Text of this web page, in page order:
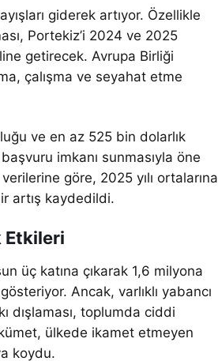
giderek artıyor. Özellikle
Portekiz’i 2024 ve 2025
getirecek. Avrupa Birliği
çalışma ve seyahat etme
ve en az 525 bin dolarlık
başvuru imkanı sunmasıyla öne
göre, 2025 yılı ortalarına
artış kaydedildi.
Etkileri
üç katına çıkarak 1,6 milyona
Ancak, varlıklı yabancı
dışlaması, toplumda ciddi
ülkede ikamet etmeyen
koydu.